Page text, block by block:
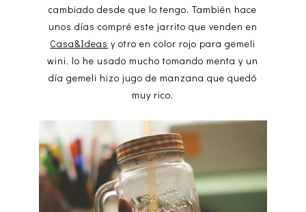
cambiado desde que lo tengo. También hace
unos días compré este jarrito que venden en
Casa&Ideas y otro en color rojo para gemeli
wini, lo he usado mucho tomando menta y un
día gemeli hizo jugo de manzana que quedó
muy rico.